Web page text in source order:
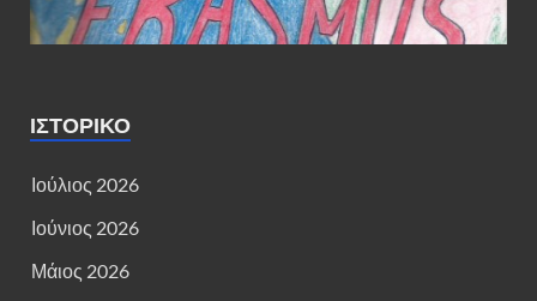
ΙΣΤΟΡΙΚΌ
Ιούλιος 2026
Ιούνιος 2026
Μάιος 2026